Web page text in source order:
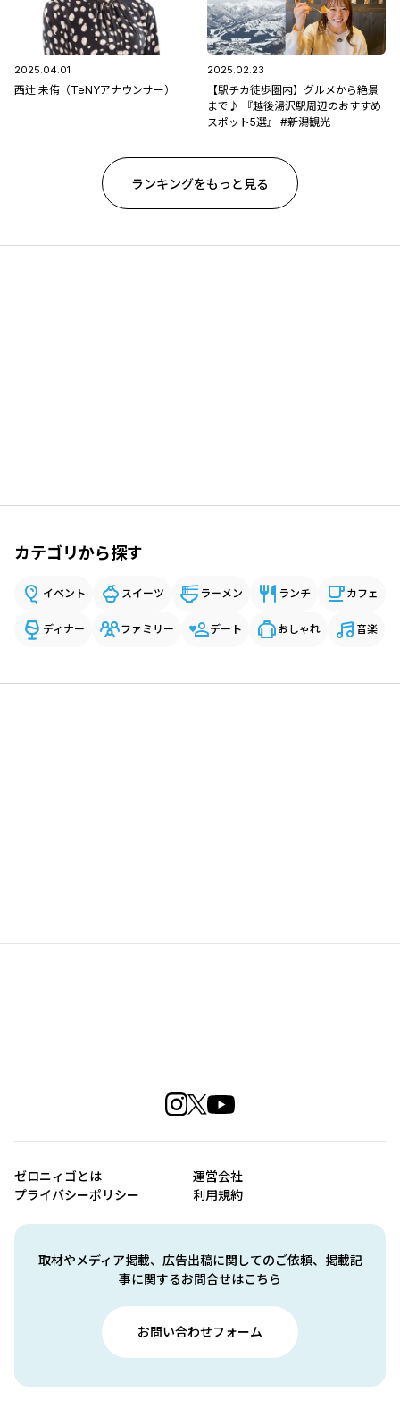
2025.04.01
西辻 未侑（TeNYアナウンサー）
2025.02.23
【駅チカ徒歩圏内】グルメから絶景
まで♪ 『越後湯沢駅周辺のおすすめ
スポット5選』 #新潟観光
ランキングをもっと見る
カテゴリから探す
イベント スイーツ ラーメン ランチ カフェ
ディナー ファミリー デート おしゃれ 音楽
取材やメディア掲載、広告出稿に関してのご依頼、掲載記
事に関するお問合せはこちら
お問い合わせフォーム
ゼロニィゴとは
運営会社
プライバシーポリシー
利用規約